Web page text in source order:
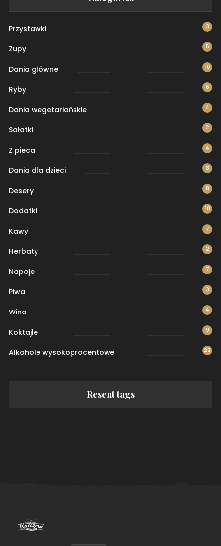
Przystawki 3
Zupy 5
Dania główne 10
Ryby 6
Dania wegetariańskie 4
Sałatki 2
Z pieca 4
Dania dla dzieci 3
Desery 8
Dodatki 10
Kawy 7
Herbaty 2
Napoje 7
Piwa 3
Wina 4
Koktajle 9
Alkohole wysokoprocentowe 22
Resent tags